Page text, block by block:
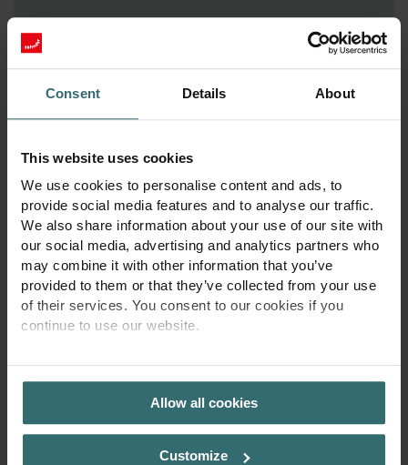
Consent Details About
This website uses cookies
We use cookies to personalise content and ads, to
provide social media features and to analyse our traffic.
We also share information about your use of our site with
our social media, advertising and analytics partners who
may combine it with other information that you’ve
provided to them or that they’ve collected from your use
of their services. You consent to our cookies if you
continue to use our website.
PRIVACY POLICY
Allow all cookies
Customize
Torude puhastamine
Puhas ja tervislik siseõhk tänu süsteemi kogunenud tolmu ja
mustuse tõhusale eemaldamisele.
Telli siin